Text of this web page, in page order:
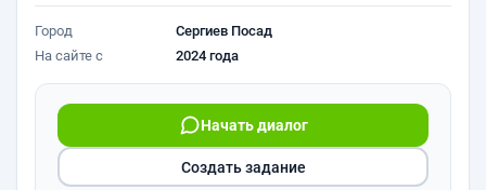
Город
Сергиев Посад
На сайте с
2024 года
Начать диалог
Создать задание